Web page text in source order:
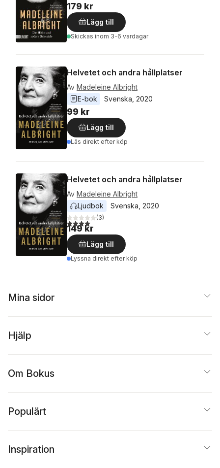
179 kr
Lägg till
Skickas inom 3-6 vardagar
Helvetet och andra hållplatser
Av Madeleine Albright
E-bok
Svenska, 2020
99 kr
Lägg till
Läs direkt efter köp
Helvetet och andra hållplatser
Av Madeleine Albright
Ljudbok
Svenska 2020
4,0utav 5 stjärnor. Totalt antal röster:
(3)
149 kr
Lägg till
Lyssna direkt efter köp
Mina sidor
Hjälp
Om Bokus
Populärt
Inspiration